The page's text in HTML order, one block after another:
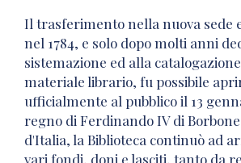
Il trasferimento nella nuova sede
nel 1784, e solo dopo molti anni
sistemazione ed alla
materiale librario, fu possibile
ufficialmente al pubblico il 13
regno di Ferdinando IV di
d'Italia, la Biblioteca continuò ad
vari fondi, doni e lasciti, tanto da